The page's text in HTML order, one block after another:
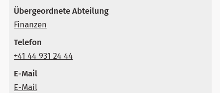
Finanzen
+41 44 931 24 44
E-Mail